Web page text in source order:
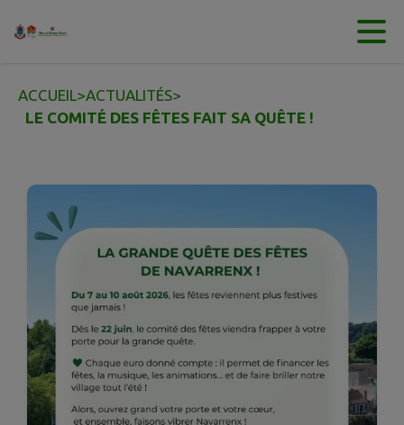
Contenu
ACCUEIL>ACTUALITÉS>
LE COMITÉ DES FÊTES FAIT SA QUÊTE !